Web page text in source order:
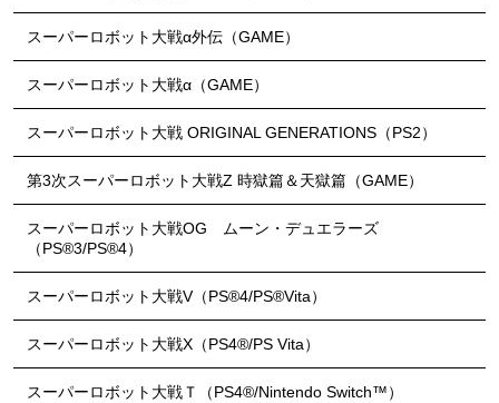
スーパーロボット大戦α外伝（GAME）
スーパーロボット大戦α（GAME）
スーパーロボット大戦 ORIGINAL GENERATIONS（PS2）
第3次スーパーロボット大戦Z 時獄篇＆天獄篇（GAME）
スーパーロボット大戦OG ムーン・デュエラーズ
（PS®3/PS®4）
スーパーロボット大戦V（PS®4/PS®Vita）
スーパーロボット大戦X（PS4®/PS Vita）
スーパーロボット大戦Ｔ（PS4®/Nintendo Switch™）